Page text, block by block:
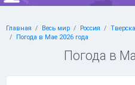
Главная Весь мир Россия
Погода в Мае 2026 года
Погода в